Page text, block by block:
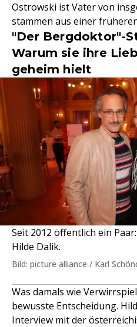
Ostrowski ist Vater von
stammen aus einer
"Der Bergdoktor"-
Warum sie ihre
geheim hielt
Seit 2012 öffentlich ein
Hilde Dalik.
Bild: picture alliance / Karl
Was damals wie
bewusste Entscheidung.
Interview mit der